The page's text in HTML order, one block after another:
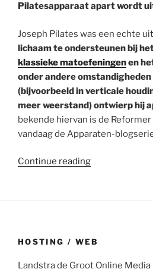
Pilatesapparaat apart wordt
Joseph Pilates was een echte
lichaam te ondersteunen bij
klassieke matoefeningenen
onder andere
(bijvoorbeeld in verticale
meer weerstand) ontwierp hij
bekende hiervan is de
vandaag de Apparaten-
Continue reading
HOSTING / WEB
Landstra de Groot Online Media